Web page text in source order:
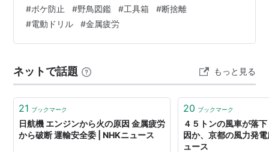
も、野鳥図鑑のコトを書いたから、やっぱり鳥が好きな
方が多いのかもしれん。一応本日、昨日の頁に現在売ら
れている「フィールドガイド 日本の野鳥」の本家、「日
ハイが推す必要なんてない程に有名なのだけれど・・・
鳥に興味を持ち始めて、図鑑など一冊・・・と…
#ボケ防止 #野鳥図鑑 #工具箱 #断捨離
#電動ドリル #金属疲労
ネットで話題 もっと見る
21 ブックマーク
日航機 エンジンから火の原因 金属疲労
から破断 運輸安全委 | NHKニュース
20 ブックマーク
４５トンの風車が落
因か、京都の風力発
ュース